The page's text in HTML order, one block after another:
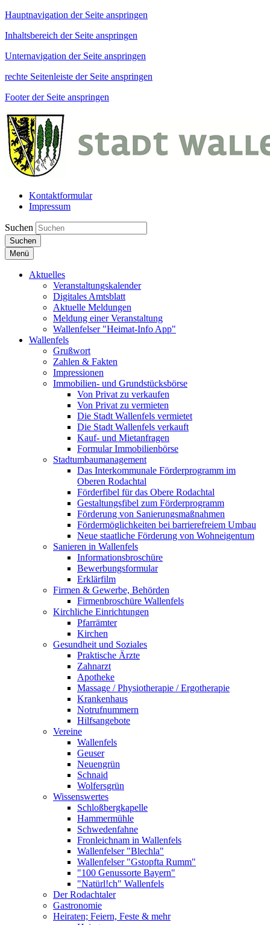
Hauptnavigation der Seite anspringen
Inhaltsbereich der Seite anspringen
Unternavigation der Seite anspringen
rechte Seitenleiste der Seite anspringen
Footer der Seite anspringen
Kontaktformular
Impressum
Suchen
Suchen
Menü
Aktuelles
Veranstaltungskalender
Digitales Amtsblatt
Aktuelle Meldungen
Meldung einer Veranstaltung
Wallenfelser "Heimat-Info App"
Wallenfels
Grußwort
Zahlen & Fakten
Impressionen
Immobilien- und Grundstücksbörse
Von Privat zu verkaufen
Von Privat zu vermieten
Die Stadt Wallenfels vermietet
Die Stadt Wallenfels verkauft
Kauf- und Mietanfragen
Formular Immobilienbörse
Stadtumbaumanagement
Das Interkommunale Förderprogramm im
Oberen Rodachtal
Förderfibel für das Obere Rodachtal
Gestaltungsfibel zum Förderprogramm
Förderung von Sanierungsmaßnahmen
Fördermöglichkeiten bei barrierefreiem Umbau
Neue staatliche Förderung von Wohneigentum
Sanieren in Wallenfels
Informationsbroschüre
Bewerbungsformular
Erklärfilm
Firmen & Gewerbe, Behörden
Firmenbroschüre Wallenfels
Kirchliche Einrichtungen
Pfarrämter
Kirchen
Gesundheit und Soziales
Praktische Ärzte
Zahnarzt
Apotheke
Massage / Physiotherapie / Ergotherapie
Krankenhaus
Notrufnummern
Hilfsangebote
Vereine
Wallenfels
Geuser
Neuengrün
Schnaid
Wolfersgrün
Wissenswertes
Schloßbergkapelle
Hammermühle
Schwedenfahne
Fronleichnam in Wallenfels
Wallenfelser "Blechla"
Wallenfelser "Gstopfta Rumm"
"100 Genussorte Bayern"
"Natürl!ch" Wallenfels
Der Rodachtaler
Gastronomie
Heiraten; Feiern, Feste & mehr